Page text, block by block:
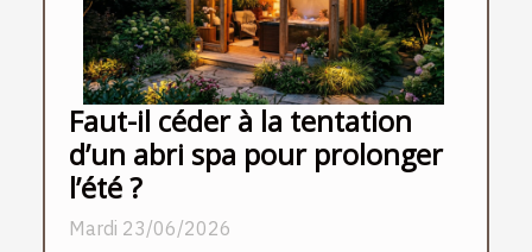
Faut-il céder à la tentation
d’un abri spa pour prolonger
l’été ?
Mardi 23/06/2026